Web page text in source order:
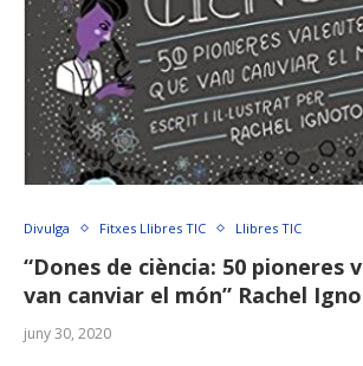
Divulga Fitxes Llibres TIC Llibres TIC
“Dones de ciència: 50 pioneres
van canviar el món” Rachel
juny 30, 2020